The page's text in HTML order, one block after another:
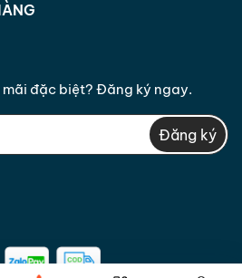
mãi đặc biệt? Đăng ký ngay.
Đăng ký